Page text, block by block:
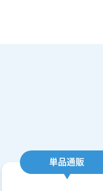
単品通販